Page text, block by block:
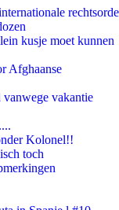
rechtsorde
kusje moet kunnen
Afghaanse
vakantie
Kolonel!!
toch